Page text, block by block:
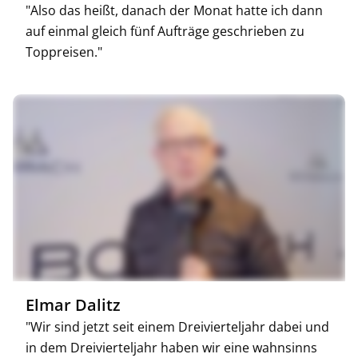
"Also das heißt, danach der Monat hatte ich dann
auf einmal gleich fünf Aufträge geschrieben zu
Toppreisen."
Elmar Dalitz
"Wir sind jetzt seit einem Dreivierteljahr dabei und
in dem Dreivierteljahr haben wir eine wahnsinns